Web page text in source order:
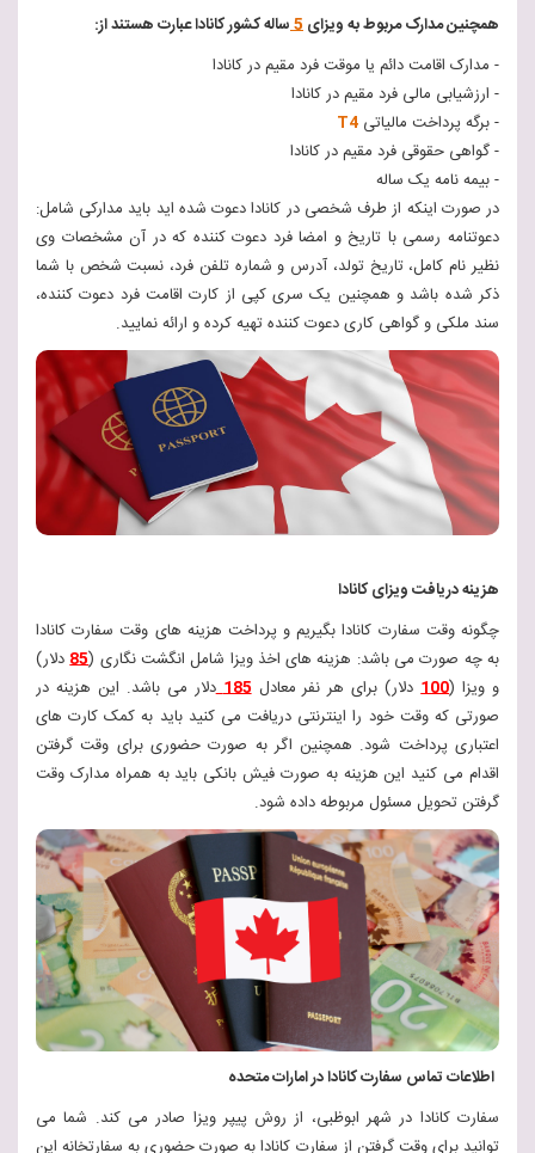
همچنین مدارک مربوط به ویزای5ساله کشور کانادا عبارت هستند از:
- مدارک اقامت دائم یا موقت فرد مقیم در کانادا
- ارزشیابی مالی فرد مقیم در کانادا
- برگه پرداخت مالیاتی T4
- گواهی حقوقی فرد مقیم در کانادا
- بیمه نامه یک ساله
در صورت اینکه از طرف شخصی در کانادا دعوت شده اید باید مدارکی شامل:
دعوتنامه رسمی با تاریخ و امضا فرد دعوت کننده که در آن مشخصات وی
نظیر نام کامل، تاریخ تولد، آدرس و شماره تلفن فرد، نسبت شخص با شما
ذکر شده باشد و همچنین یک سری کپی از کارت اقامت فرد دعوت کننده،
سند ملکی و گواهی کاری دعوت کننده تهیه کرده و ارائه نمایید.
هزینه دریافت ویزای کانادا
چگونه وقت سفارت کانادا بگیریم و پرداخت هزینه های وقت سفارت کانادا
به چه صورت می باشد: هزینه های اخذ ویزا شامل انگشت نگاری (85دلار)
و ویزا (100 دلار) برای هر نفر معادل185 دلار می باشد. این هزینه در
صورتی که وقت خود را اینترنتی دریافت می کنید باید به کمک کارت های
اعتباری پرداخت شود. همچنین اگر به صورت حضوری برای وقت گرفتن
اقدام می کنید این هزینه به صورت فیش بانکی باید به همراه مدارک وقت
گرفتن تحویل مسئول مربوطه داده شود.
اطلاعات تماس سفارت کانادا در امارات متحده
سفارت کانادا در شهر ابوظبی، از روش پیپر ویزا صادر می کند. شما می
توانید برای وقت گرفتن از سفارت کانادا به صورت حضوری به سفارتخانه این